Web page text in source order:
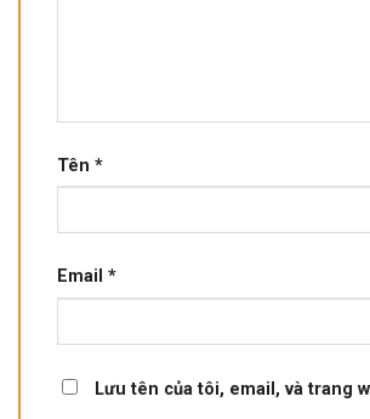
Tên *
Email *
Lưu tên của tôi, email, và trang